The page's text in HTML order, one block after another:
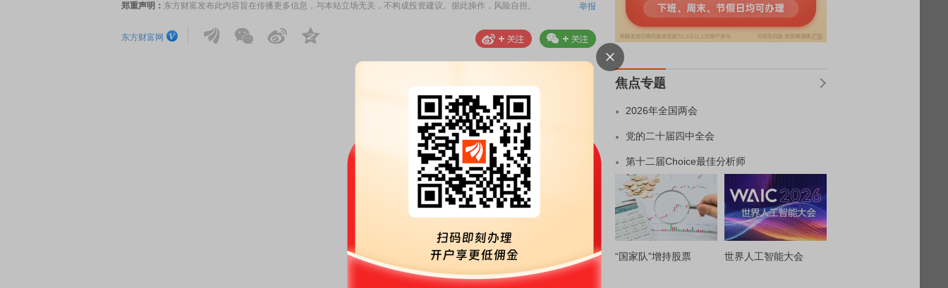
郑重声明： 东方财富发布此内容旨在传播更多信息，与本站立场无关，不构成投资建议。据此操作，风险自担。 举报
东方财富网
焦点专题
2026年全国两会
党的二十届四中全会
第十二届Choice最佳分析师
“国家队”增持股票 世界人工智能大会